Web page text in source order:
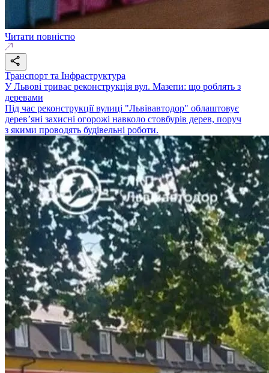
Читати повністю
Транспорт та Інфраструктура
У Львові триває реконструкція вул. Мазепи: що роблять з
деревами
Під час реконструкції вулиці "Львівавтодор" облаштовує
дерев’яні захисні огорожі навколо стовбурів дерев, поруч
з якими проводять будівельні роботи.